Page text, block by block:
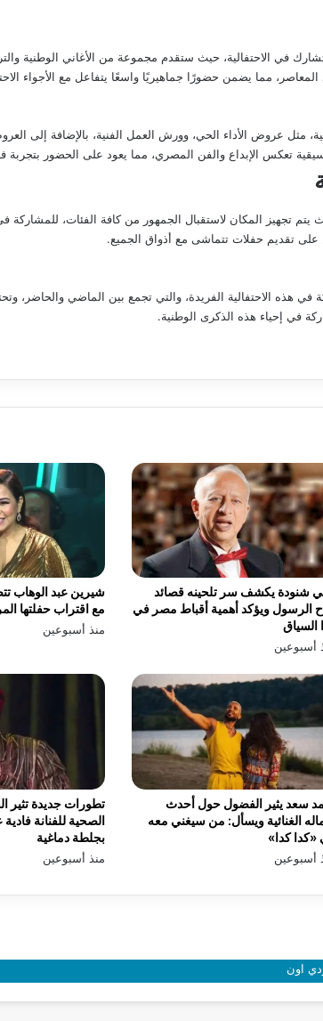
المعاصر، مما يضمن حضورًا جماهيريًا واسعًا يتفاعل مع الأجواء
مثل عروض الأداء الحي، وورش العمل الفنية، بالإضافة إلى
تعكس الإبداع والفن المصري، مما يعود على الحضور بتجربة
يتم تجهيز المكان لاستقبال الجمهور من كافة الفئات،
على تقديم حفلات تتماشى مع أذواق الجميع.
في هذه الاحتفالية الفريدة، والتي تجمع بين الماضي
في إحياء هذه الذكرى الوطنية.
شيرين عبد الوهاب
مع اقتراب حفلتها
منذ أسبوعين
شنودة يكشف سر تلحينه قصائد
الرسول ويؤكد أهمية أقباط مصر في
السياق
أسبوعين
تطورات جديدة تثير
الصحية للفنانة
بجلطة دماغية
منذ أسبوعين
سعد يثير الفضول حول أحدث
الغنائية ويسأل: من سيغني معه
كدا»
أسبوعين